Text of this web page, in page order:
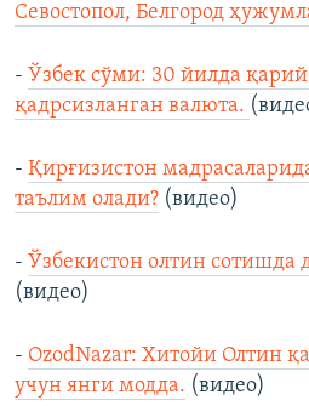
Севостопол, Белгород
- Ўзбек сўми: 30 йилда
қадрсизланган валюта.
- Қирғизистон
таълим олади? (видео)
- Ўзбекистон олтин сотишда
(видео)
- OzodNazar: Хитойи Олтин
учун янги модда. (видео)